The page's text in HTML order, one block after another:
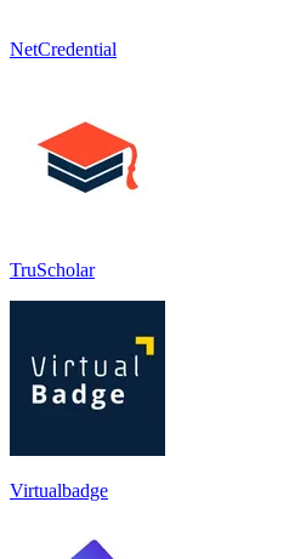
NetCredential
TruScholar
Virtualbadge